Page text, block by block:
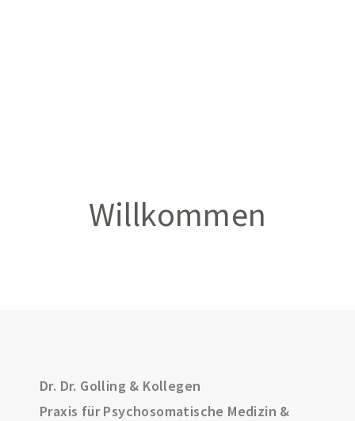
Willkommen
Dr. Dr. Golling & Kollegen
Praxis für Psychosomatische Medizin &